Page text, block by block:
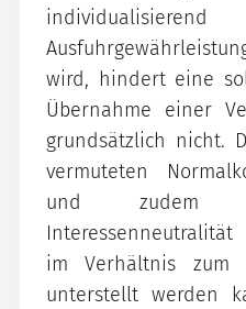
wird, hindert eine
Übernahme einer
grundsätzlich nicht.
vermuteten
und zudem
im Verhältnis zum
unterstellt werden